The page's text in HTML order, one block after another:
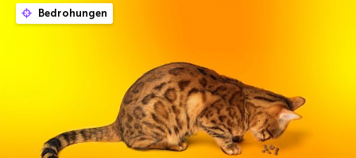
Bedrohungen